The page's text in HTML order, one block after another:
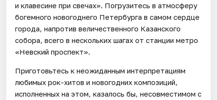
и клавесине при свечах». Погрузитесь в атмосферу
богемного новогоднего Петербурга в самом сердце
города, напротив величественного Казанского
собора, всего в нескольких шагах от станции метро
«Невский проспект».
Приготовьтесь к неожиданным интерпретациям
любимых рок-хитов и новогодних композиций,
исполненных на этом, казалось бы, несовместимом с